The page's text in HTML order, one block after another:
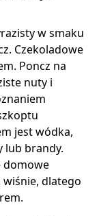
w smaku
Czekoladowe
Poncz na
nuty i
jest wódka,
lub brandy.
domowe
dlatego